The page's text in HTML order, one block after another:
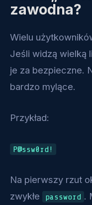
zawodna?
Wielu
Jeśli widzą wielką
je za bezpieczne.
bardzo mylące.
Przykład:
P@ssw0rd!
Na pierwszy rzut
zwykłe
password .